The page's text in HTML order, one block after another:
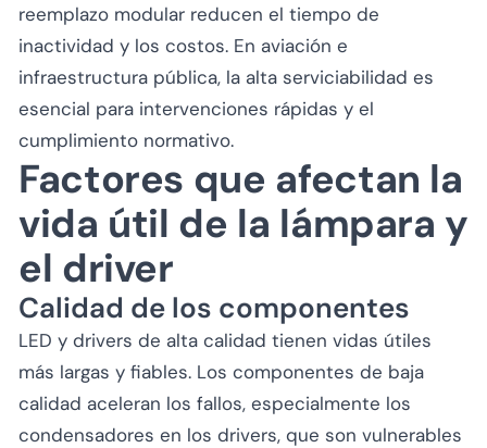
reemplazo modular reducen el tiempo de
inactividad y los costos. En aviación e
infraestructura pública, la alta serviciabilidad es
esencial para intervenciones rápidas y el
cumplimiento normativo.
Factores que afectan la
vida útil de la lámpara y
el driver
Calidad de los componentes
LED y drivers de alta calidad tienen vidas útiles
más largas y fiables. Los componentes de baja
calidad aceleran los fallos, especialmente los
condensadores en los drivers, que son vulnerables